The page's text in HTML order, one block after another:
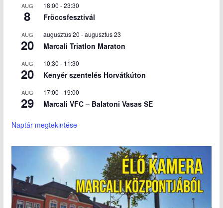
AUG
8
18:00 -23:30
Fröccsfesztivál
AUG
20
augusztus 20 -augusztus 23
Marcali Triatlon Maraton
AUG
20
10:30 - 11:30
Kenyér szentelés Horvátkúton
AUG
29
17:00 - 19:00
Marcali VFC – Balatoni Vasas SE
Naptár megtekintése